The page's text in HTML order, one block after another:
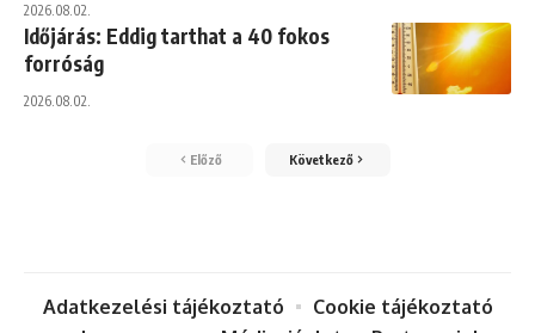
2026.08.02.
Időjárás: Eddig tarthat a 40 fokos
forróság
2026.08.02.
Előző Következő
Adatkezelési tájékoztató
Cookie tájékoztató